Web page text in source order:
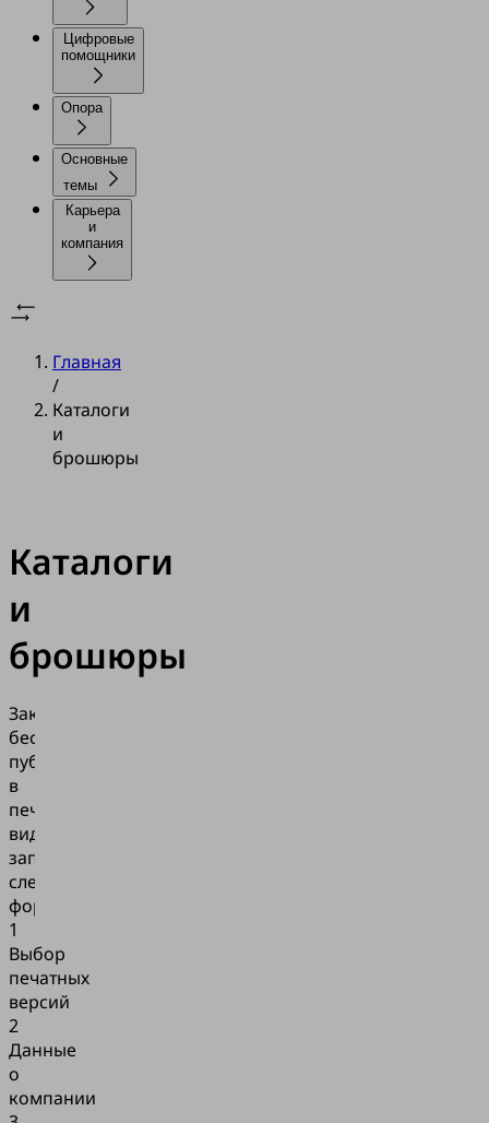
Цифровые
помощники
Опора
Основные
темы
Карьера
и
компания
Главная
/
Каталоги
и
брошюры
Каталоги
и
брошюры
Закажите
бесплатную
публикацию
в
печатном
виде,
заполнив
следующую
форму.
1
Выбор
печатных
версий
2
Данные
о
компании